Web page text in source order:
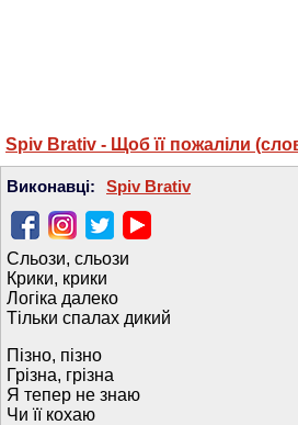
Spiv Brativ - Щоб її пожаліли
Виконавці: Spiv Brativ
Сльози, сльози
Крики, крики
Логіка далеко
Тільки спалах дикий
Пізно, пізно
Грізна, грізна
Я тепер не знаю
Чи її кохаю